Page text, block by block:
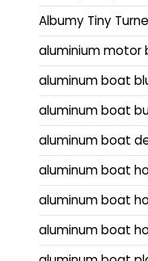
Albumy Tiny
aluminium motor
aluminum boat
aluminum boat
aluminum boat
aluminum boat
aluminum boat
aluminum boat